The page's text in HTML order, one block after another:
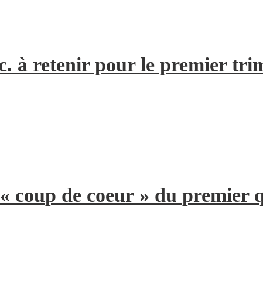
à retenir pour le premier
coup de coeur » du premier